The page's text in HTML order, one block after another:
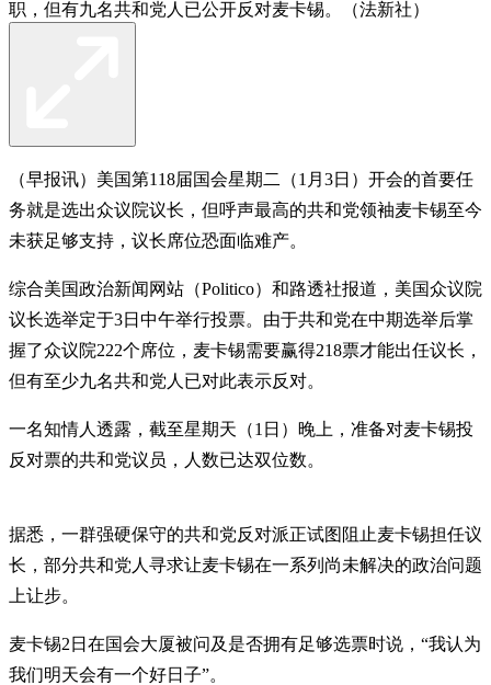
职，但有九名共和党人已公开反对麦卡锡。（法新社）
（早报讯）美国第118届国会星期二（1月3日）开会的首要任
务就是选出众议院议长，但呼声最高的共和党领袖麦卡锡至今
未获足够支持，议长席位恐面临难产。
综合美国政治新闻网站（Politico）和路透社报道，美国众议院
议长选举定于3日中午举行投票。由于共和党在中期选举后掌
握了众议院222个席位，麦卡锡需要赢得218票才能出任议长，
但有至少九名共和党人已对此表示反对。
一名知情人透露，截至星期天（1日）晚上，准备对麦卡锡投
反对票的共和党议员，人数已达双位数。
据悉，一群强硬保守的共和党反对派正试图阻止麦卡锡担任议
长，部分共和党人寻求让麦卡锡在一系列尚未解决的政治问题
上让步。
麦卡锡2日在国会大厦被问及是否拥有足够选票时说，“我认为
我们明天会有一个好日子”。